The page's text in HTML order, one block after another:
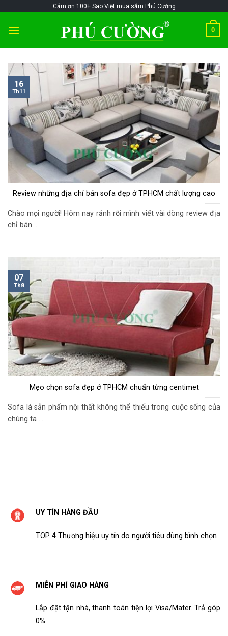
content
Cảm ơn 100+ Sao Việt mua sắm Phú Cường
0
Review những địa chỉ bán sofa đẹp ở TPHCM chất lượng cao
Chào mọi người! Hôm nay rảnh rỗi mình viết vài dòng review địa
chỉ bán ...
16
Th11
Mẹo chọn sofa đẹp ở TPHCM chuẩn từng centimet
Sofa là sản phẩm nội thất không thể thiếu trong cuộc sống của
chúng ta ...
07
Th8
UY TÍN HÀNG ĐẦU
TOP 4 Thương hiệu uy tín do người tiêu dùng bình chọn
MIỄN PHÍ GIAO HÀNG
Lắp đặt tận nhà, thanh toán tiện lợi Visa/Mater. Trả góp
0%
mỪng1
mỪng1